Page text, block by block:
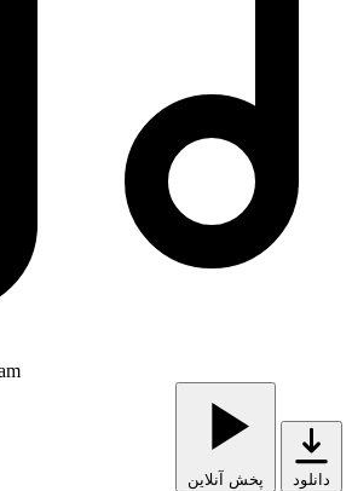
دانلود پخش آنلاین